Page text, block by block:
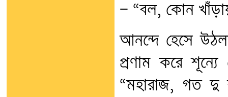
— “বল, কোন
আনন্দে হেসে
প্রণাম করে
“মহারাজ, গত দু